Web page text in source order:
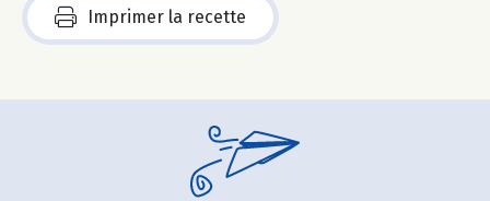
Imprimer la recette